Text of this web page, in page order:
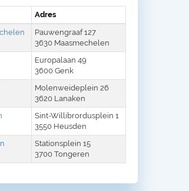
Adres
Pauwengraaf 127
3630 Maasmechelen
Europalaan 49
3600 Genk
Molenweideplein 26
3620 Lanaken
Sint-Willibrordusplein 1
3550 Heusden
Stationsplein 15
3700 Tongeren